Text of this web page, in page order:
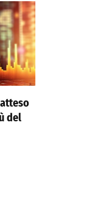
del